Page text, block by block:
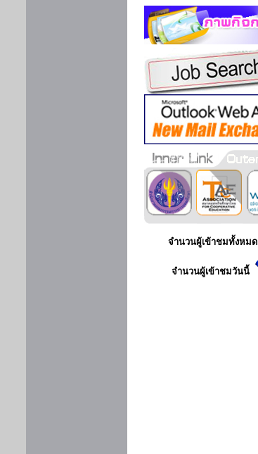
จำนวนผู้เข้าชมทั้งหมด
จำนวนผู้เข้าชมวันนี้